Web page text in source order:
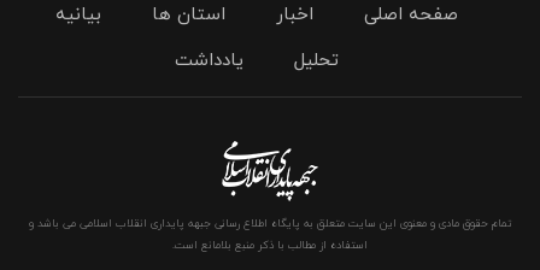
صفحه اصلی اخبار استان ها
بیانیه
تحلیل
یادداشت
تمام حقوق مادی و معنوی این سایت متعلق به پایگاه اطلاع رسانی جبهه پایداری انقلاب اسلامی می باشد و
استفاده از مطالب با ذکر منبع بلامانع است.